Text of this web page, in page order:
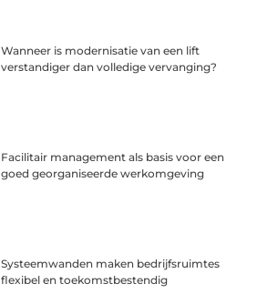
Wanneer is modernisatie van een lift
verstandiger dan volledige vervanging?
Facilitair management als basis voor een
goed georganiseerde werkomgeving
Systeemwanden maken bedrijfsruimtes
flexibel en toekomstbestendig